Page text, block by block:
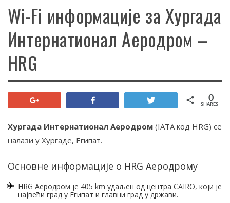
Wi-Fi информације за Хургада
Интернатионал Аеродром –
HRG
SHARES
0
Хургада Интернатионал Аеродром (IATA код HRG) се
налази у Хургаде, Египат.
Основне информације о HRG Аеродрому
HRG Аеродром је 405 km удаљен од центра CAIRO, који је
највећи град у Египат и главни град у држави.